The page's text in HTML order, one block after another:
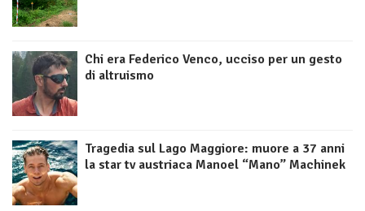
Chi era Federico Venco, ucciso per un gesto
di altruismo
Tragedia sul Lago Maggiore: muore a 37 anni
la star tv austriaca Manoel “Mano” Machinek